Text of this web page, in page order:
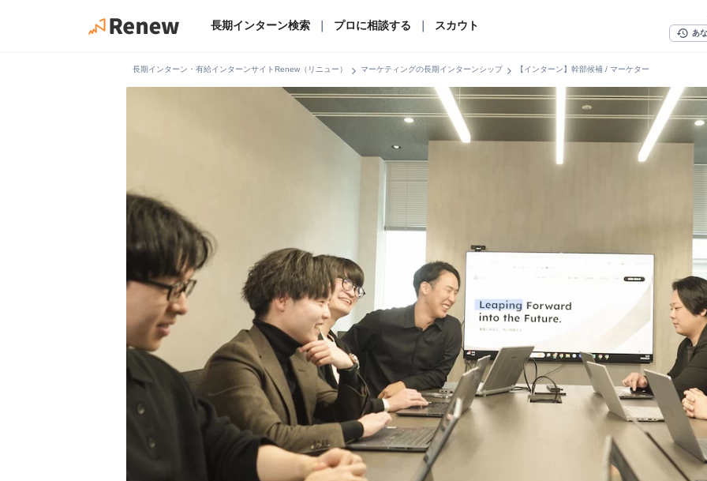
長期インターン検索 プロに相談する スカウト
history あ
長期インターン・有給インターンサイトRenew（リニュー） chevron_right マーケティングの長期インターンシップchevron_right 【インターン】幹部候補 / マーケター